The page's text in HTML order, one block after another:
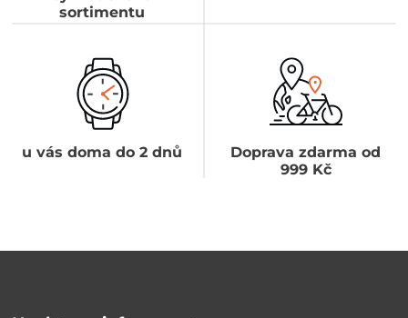
sortimentu
u vás doma do 2 dnů
Doprava zdarma od
999 Kč